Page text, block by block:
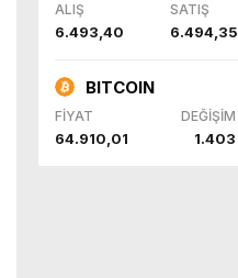
ALIŞ SATIŞ
6.493,40 6.494,35
BITCOIN
FİYAT DEĞİŞİM
64.910,01 1.403